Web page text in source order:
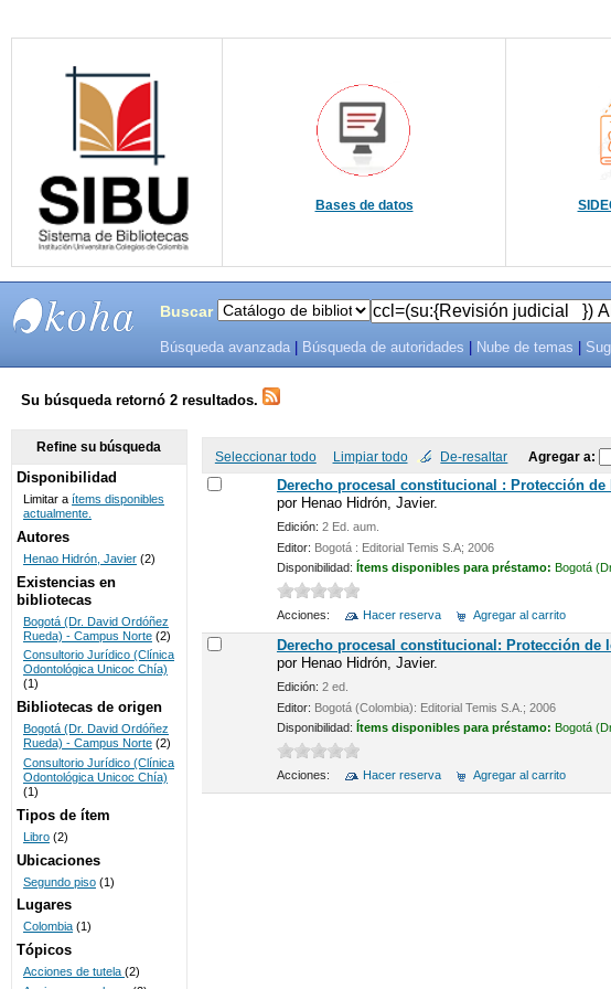
Bases de datos
SISTEMAS
DE
BIBLIOTECAS
UNICOC
Buscar
Búsqueda avanzada Búsqueda de autoridades Nube de temas
Su búsqueda retornó 2 resultados.
Seleccionar todo Limpiar todo De-resaltar Agregar a:
Derecho procesal constitucional : Protección
por Henao Hidrón, Javier.
Edición: 2 Ed. aum.
Editor: Bogotá : Editorial Temis S.A; 2006
Disponibilidad: Ítems disponibles para préstamo: Bogotá
Acciones: Hacer reserva Agregar al carrito
Derecho procesal constitucional: Protección de
por Henao Hidrón, Javier.
Edición: 2 ed.
Editor: Bogotá (Colombia): Editorial Temis S.A.; 2006
Disponibilidad: Ítems disponibles para préstamo: Bogotá
Acciones: Hacer reserva Agregar al carrito
Refine su búsqueda
Disponibilidad
Limitar a ítems disponibles
actualmente.
Autores
Henao Hidrón, Javier (2)
Existencias en
bibliotecas
Bogotá (Dr. David Ordóñez
Rueda) - Campus Norte (2)
Consultorio Jurídico (Clínica
Odontológica Unicoc Chía)
(1)
Bibliotecas de origen
Bogotá (Dr. David Ordóñez
Rueda) - Campus Norte (2)
Consultorio Jurídico (Clínica
Odontológica Unicoc Chía)
(1)
Tipos de ítem
Libro (2)
Ubicaciones
Segundo piso (1)
Lugares
Colombia (1)
Tópicos
Acciones de tutela (2)